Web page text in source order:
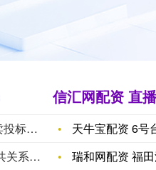
日本30年期国债拍卖投标倍数为3.86，低于7月上一期拍卖的4.55。
韩国总统府公共关系和沟通高级秘书成基鸿6日回应了外界要求就推出单一股票杠杆ETF一事追究总统办公室政策室长金容范责任的呼声。他表示：“目前更重要的是密切关注市场，并制定相应对策。”成基鸿当天在接受采访时表示：“房地产市场和股票市场都存在较高波动性，对民生的影响也非常大，”并还补充道，“总统府全体官员都正在细致审视每一种情况，并研究如何制定相关措施。”（第一财经）
信汇网配资 直播
天牛宝配资 6号台
瑞和网配资 福田汽